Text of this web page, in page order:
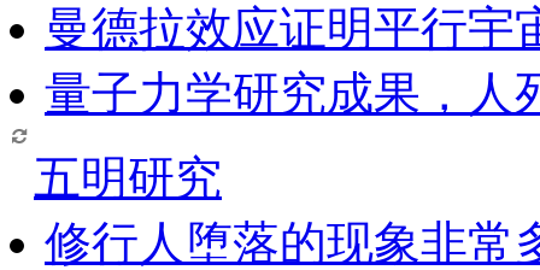
曼德拉效应证明平行宇
量子力学研究成果，人
五明研究
修行人堕落的现象非常